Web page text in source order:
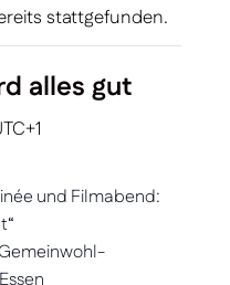
stattgefunden.
alles gut
und Filmabend: